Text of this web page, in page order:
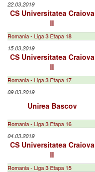
22.03.2019
CS Universitatea Craiova
II
Romania - Liga 3 Etapa 18
15.03.2019
CS Universitatea Craiova
II
Romania - Liga 3 Etapa 17
09.03.2019
Unirea Bascov
Romania - Liga 3 Etapa 16
04.03.2019
CS Universitatea Craiova
II
Romania - Liga 3 Etapa 15